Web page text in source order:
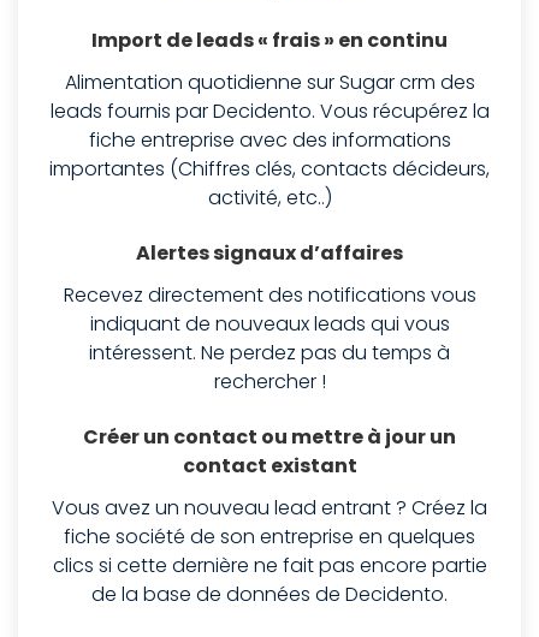
Import de leads « frais » en continu
Alimentation quotidienne sur Sugar crm des
leads fournis par Decidento. Vous récupérez la
fiche entreprise avec des informations
importantes (Chiffres clés, contacts décideurs,
activité, etc..)
Alertes signaux d’affaires
Recevez directement des notifications vous
indiquant de nouveaux leads qui vous
intéressent. Ne perdez pas du temps à
rechercher !
Créer un contact ou mettre à jour un
contact existant
Vous avez un nouveau lead entrant ? Créez la
fiche société de son entreprise en quelques
clics si cette dernière ne fait pas encore partie
de la base de données de Decidento.